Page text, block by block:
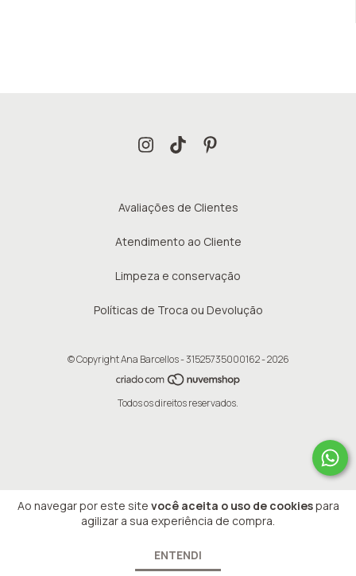
Ao navegar por este site você aceita o uso de cookiespara
agilizar a sua experiência de compra.
ENTENDI
Avaliações de Clientes
Atendimento ao Cliente
Limpeza e conservação
Políticas de Troca ou Devolução
© Copyright Ana Barcellos - 31525735000162 - 2026
Todos os direitos reservados.